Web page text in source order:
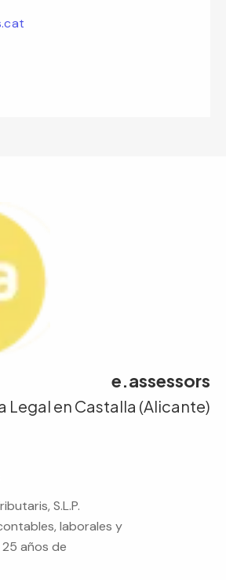
e.assessors
Legal en Castalla (Alicante)
S.L.P.
laborales y
años de